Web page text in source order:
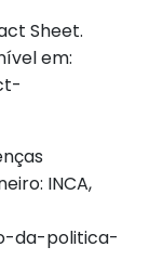
Sheet.
em:
INCA,
da-politica-